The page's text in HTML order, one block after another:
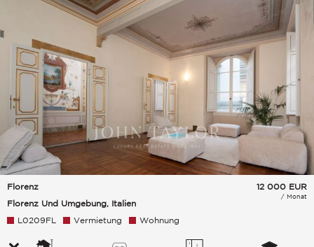
Florenz
Florenz Und Umgebung, Italien
12 000 EUR
/ Monat
L0209FL Vermietung Wohnung